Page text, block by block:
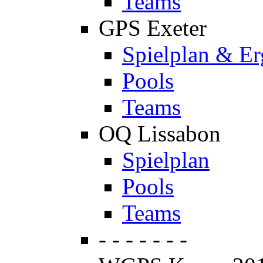
GPS Exeter
Spielplan &
Pools
Teams
OQ Lissabon
Spielplan
Pools
Teams
- - - - - - -